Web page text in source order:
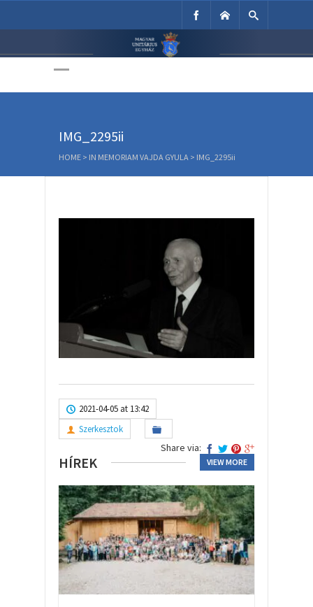
Unitárius Egyház
IMG_2295ii
HOME > IN MEMORIAM VAJDA GYULA > IMG_2295ii
2021-04-05 at 13:42
Szerkesztok
Share via:
HÍREK VIEW MORE